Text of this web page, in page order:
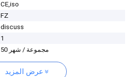
CE,iso
FZ
discuss
1
50 مجموعة / شهر
عرض المزيد